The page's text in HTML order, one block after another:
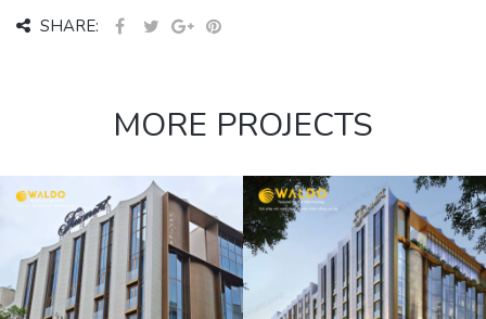
SHARE:
MORE PROJECTS
FAIRMONT
HOTEL GOLD
LOUNGE TẦNG
8